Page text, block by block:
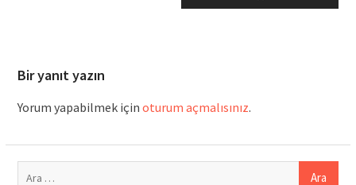
Bir yanıt yazın
Yorum yapabilmek için oturum açmalısınız.